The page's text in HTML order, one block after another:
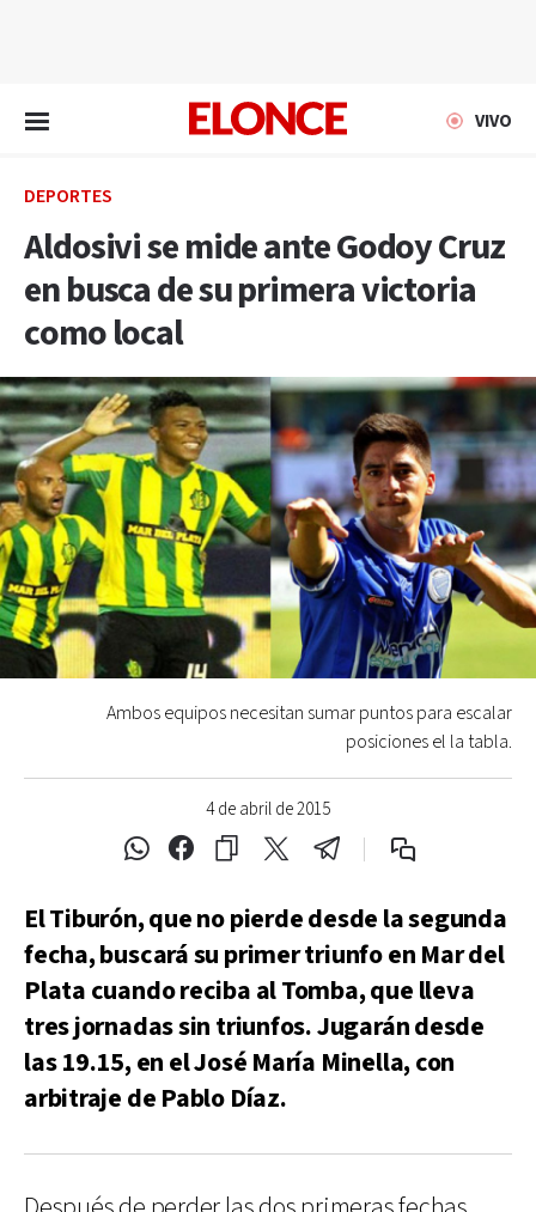
VIVO
DEPORTES
Aldosivi se mide ante Godoy Cruz
en busca de su primera victoria
como local
4 de abril de 2015
Ambos equipos necesitan sumar puntos para escalar
posiciones el la tabla.
El Tiburón, que no pierde desde la segunda
fecha, buscará su primer triunfo en Mar del
Plata cuando reciba al Tomba, que lleva
tres jornadas sin triunfos. Jugarán desde
las 19.15, en el José María Minella, con
arbitraje de Pablo Díaz.